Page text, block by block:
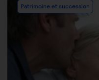
Patrimoine et succession